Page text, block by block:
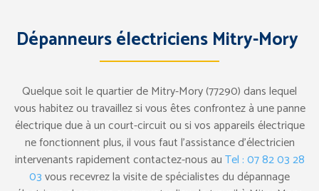
Dépanneurs électriciens Mitry-Mory
Quelque soit le quartier de Mitry-Mory (77290) dans lequel
vous habitez ou travaillez si vous êtes confrontez à une panne
électrique due à un court-circuit ou si vos appareils électrique
ne fonctionnent plus, il vous faut l’assistance d’électricien
intervenants rapidement contactez-nous auTel : 07 82 03 28
03vous recevrez la visite de spécialistes du dépannage